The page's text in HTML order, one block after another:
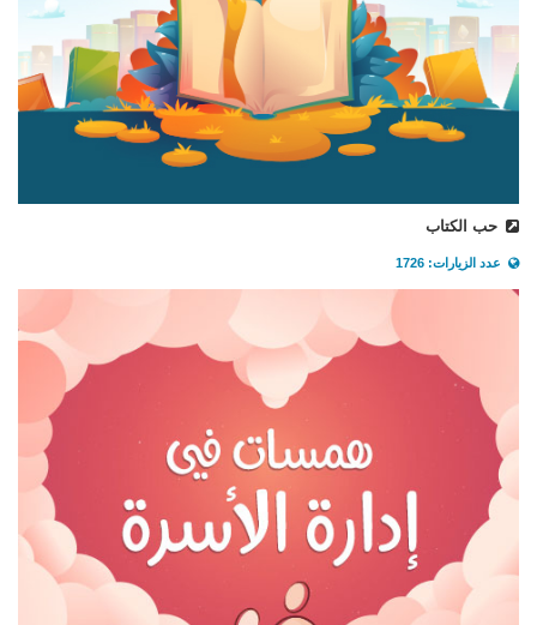
حب الكتاب
عدد الزيارات: 1726